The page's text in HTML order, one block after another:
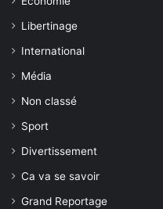
Libertinage
International
Média
Non classé
Sport
Divertissement
Ca va se savoir
Grand Reportage